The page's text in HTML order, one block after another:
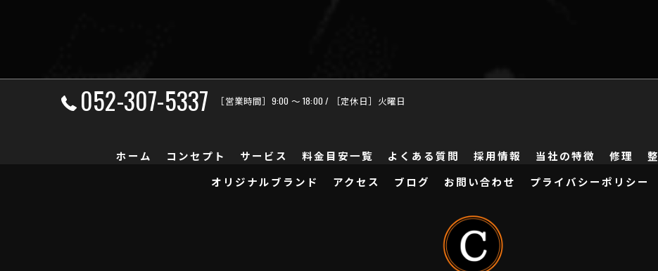
052-307-5337 ［営業時間］9:00 ～ 18:00 / ［定休日］火曜日
ホーム コンセプト サービス 料金目安一覧 よくある質問 採用情報 当社の特徴 修理
オリジナルブランド
アクセス ブログ お問い合わせ プライバシーポリシー